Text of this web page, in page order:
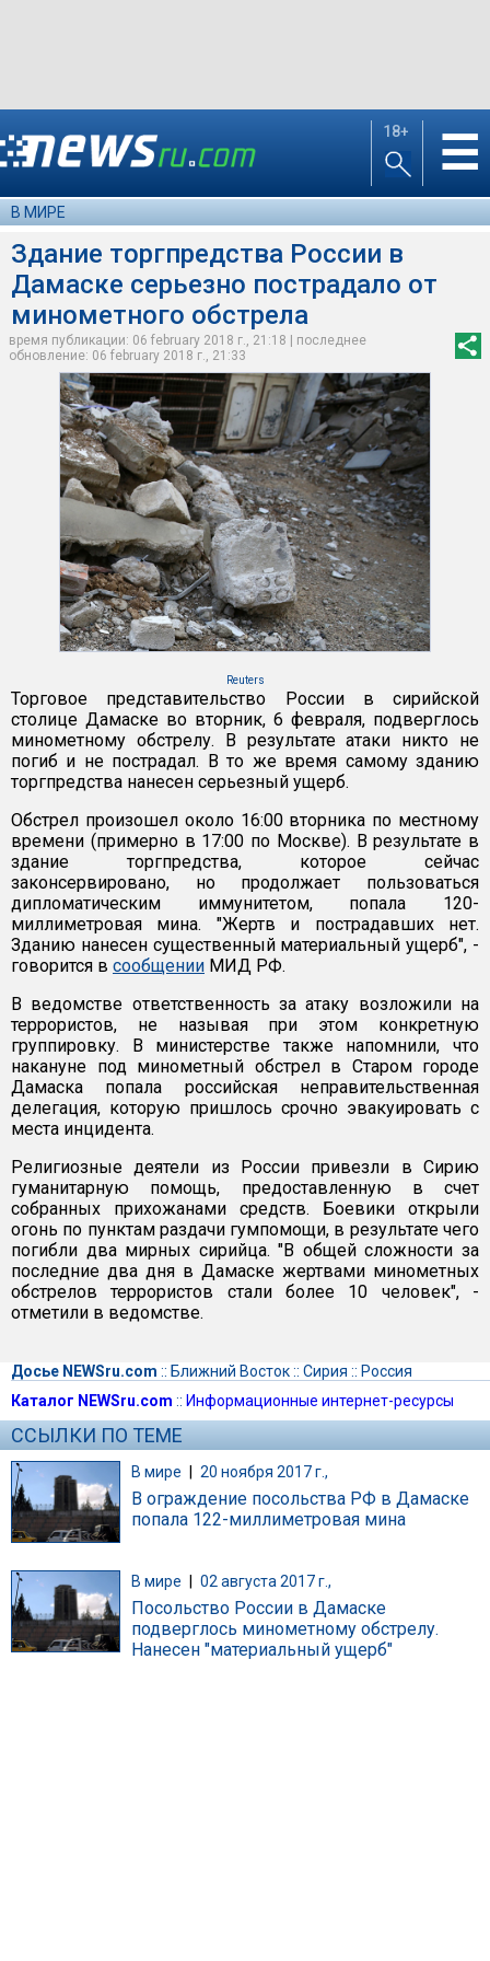
18+ ☰
В МИРЕ
Здание торгпредства России в
Дамаске серьезно пострадало от
минометного обстрела
время публикации: 06 february 2018 г., 21:18 | последнее
обновление: 06 february 2018 г., 21:33
Reuters
Торговое представительство России в сирийской
столице Дамаске во вторник, 6 февраля, подверглось
минометному обстрелу. В результате атаки никто не
погиб и не пострадал. В то же время самому зданию
торгпредства нанесен серьезный ущерб.
Обстрел произошел около 16:00 вторника по местному
времени (примерно в 17:00 по Москве). В результате в
здание торгпредства, которое сейчас
законсервировано, но продолжает пользоваться
дипломатическим иммунитетом, попала 120-
миллиметровая мина. "Жертв и пострадавших нет.
Зданию нанесен существенный материальный ущерб", -
говорится в сообщении МИД РФ.
В ведомстве ответственность за атаку возложили на
террористов, не называя при этом конкретную
группировку. В министерстве также напомнили, что
накануне под минометный обстрел в Старом городе
Дамаска попала российская неправительственная
делегация, которую пришлось срочно эвакуировать с
места инцидента.
Религиозные деятели из России привезли в Сирию
гуманитарную помощь, предоставленную в счет
собранных прихожанами средств. Боевики открыли
огонь по пунктам раздачи гумпомощи, в результате чего
погибли два мирных сирийца. "В общей сложности за
последние два дня в Дамаске жертвами минометных
обстрелов террористов стали более 10 человек", -
отметили в ведомстве.
Досье NEWSru.com :: Ближний Восток:: Сирия :: Россия
Каталог NEWSru.com :: Информационные интернет-ресурсы
ССЫЛКИ ПО ТЕМЕ
В мире | 20 ноября 2017 г.,
В ограждение посольства РФ в Дамаске
попала 122-миллиметровая мина
В мире 02 августа 2017 г.,
Посольство России в Дамаске
подверглось минометному обстрелу.
Нанесен "материальный ущерб"